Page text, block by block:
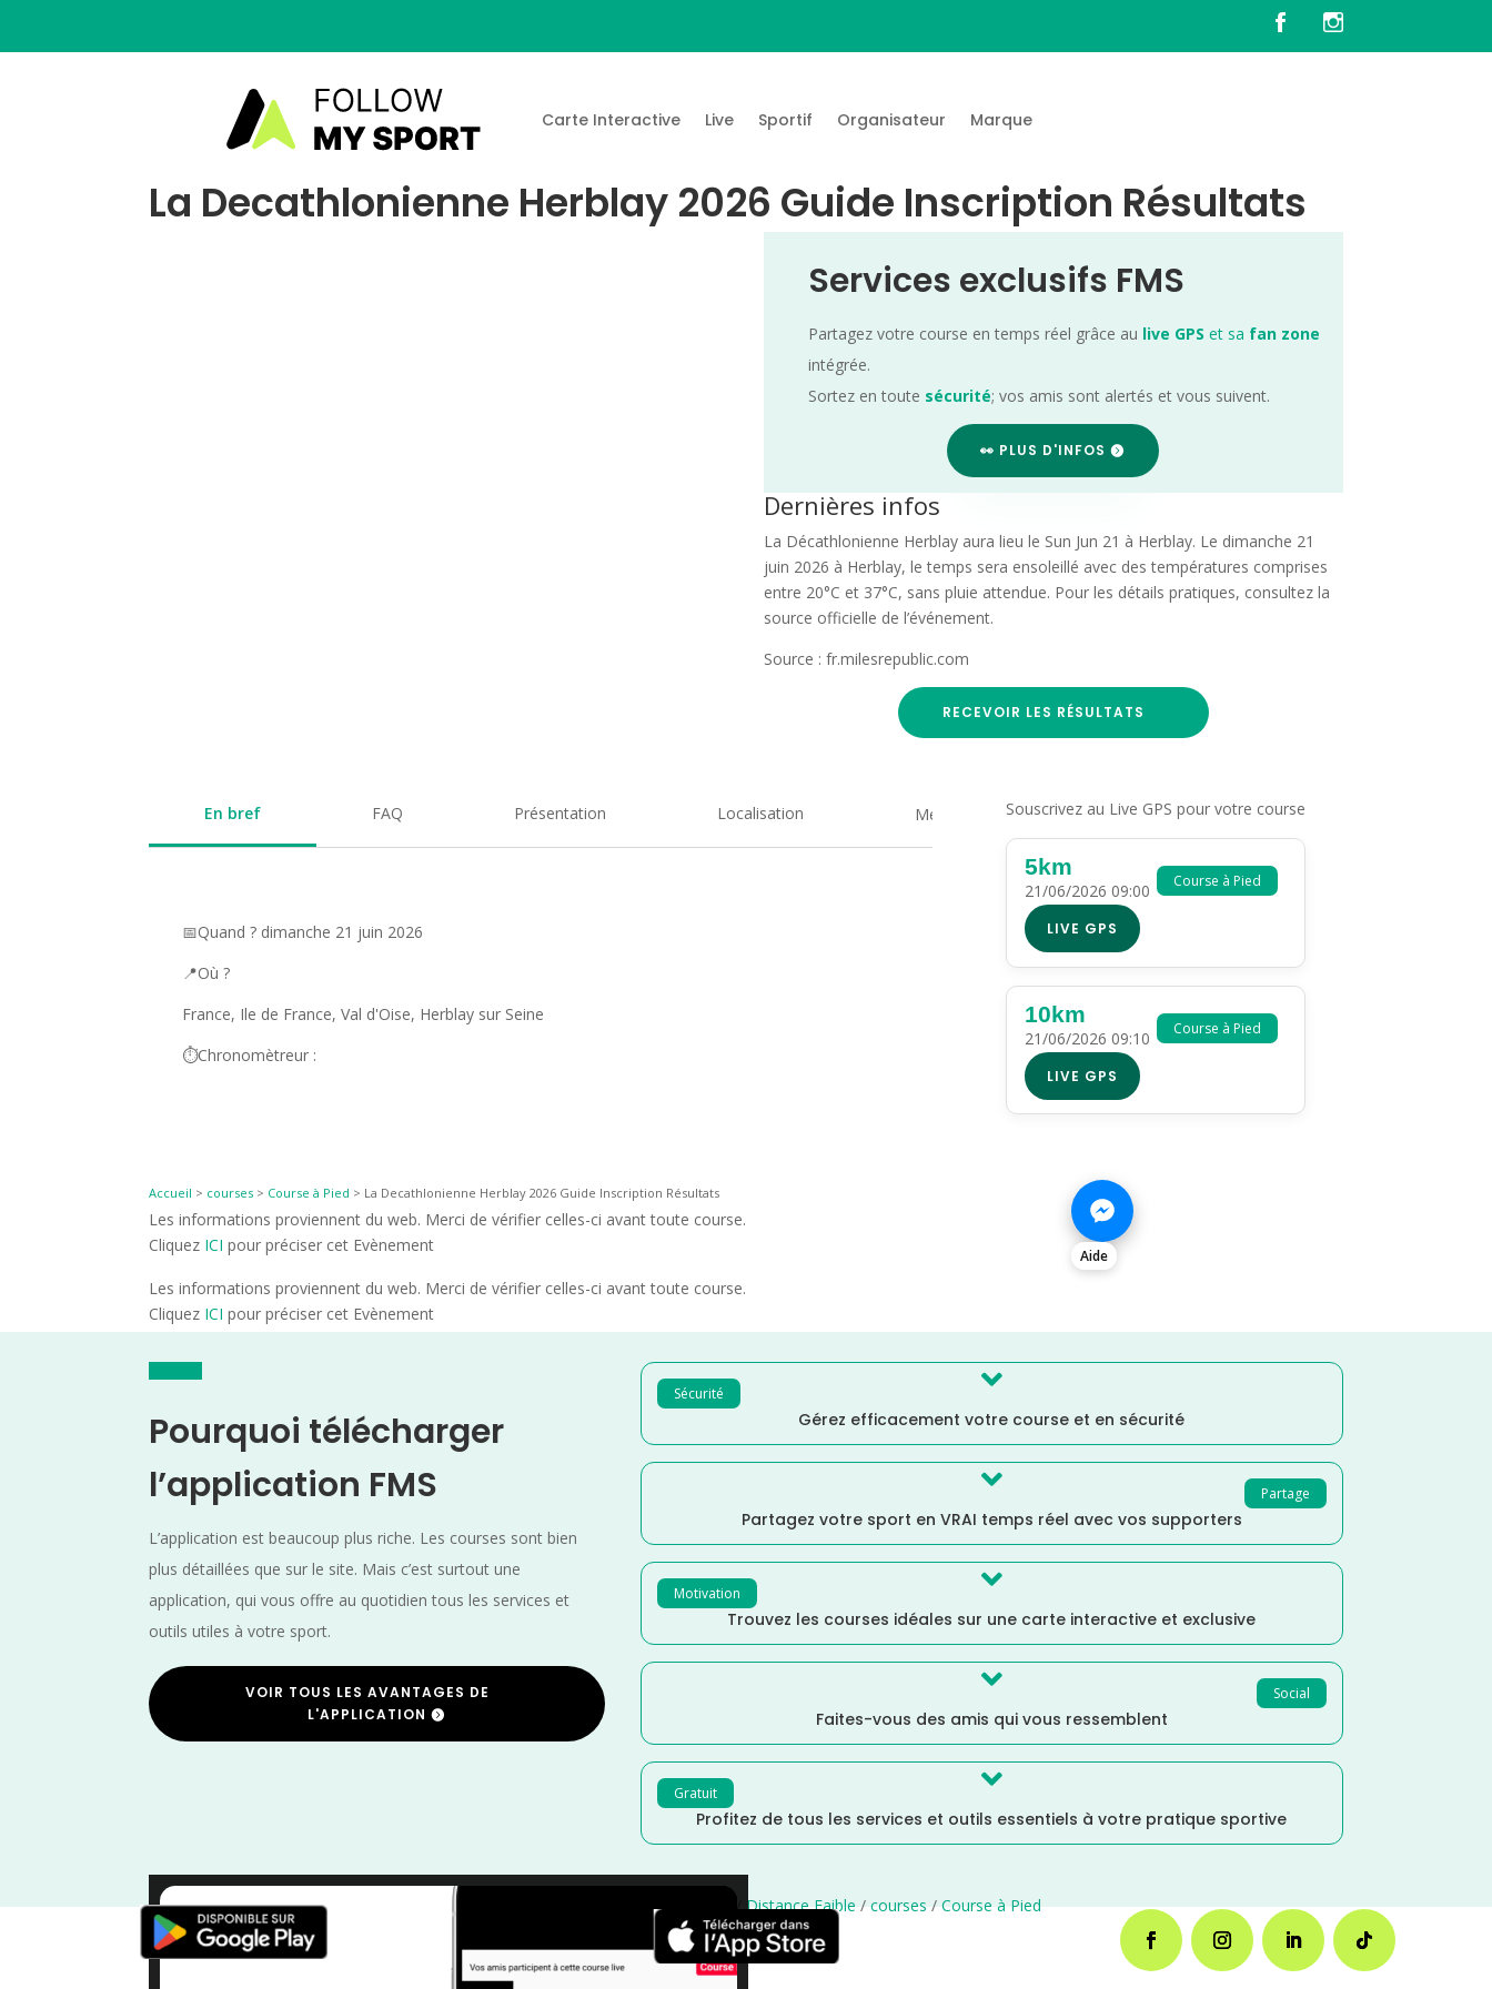
Carte Interactive Live Sportif Organisateur Marque
La Decathlonienne Herblay 2026 Guide Inscription Résultats
Services exclusifs FMS
Partagez votre course en temps réel grâce au live GPS et sa fan zone
intégrée.
Sortez en toute sécurité; vos amis sont alertés et vous suivent.
👀 PLUS D'INFOS
Dernières infos
La Décathlonienne Herblay aura lieu le Sun Jun 21 à Herblay. Le dimanche 21
juin 2026 à Herblay, le temps sera ensoleillé avec des températures comprises
entre 20°C et 37°C, sans pluie attendue. Pour les détails pratiques, consultez la
source officielle de l’événement.
Source : fr.milesrepublic.com
RECEVOIR LES RÉSULTATS
En bref FAQ Présentation Localisation Medias
📅Quand ? dimanche 21 juin 2026
📍Où ?
France, Ile de France, Val d'Oise, Herblay sur Seine
⏱️Chronomètreur :
Souscrivez au Live GPS pour votre course
Course à Pied
5km
21/06/2026 09:00
LIVE GPS
Course à Pied
10km
21/06/2026 09:10
LIVE GPS
Accueil > courses > Course à Pied > La Decathlonienne Herblay 2026 Guide Inscription Résultats
Les informations proviennent du web. Merci de vérifier celles-ci avant toute course.
Cliquez ICI pour préciser cet Evènement
Les informations proviennent du web. Merci de vérifier celles-ci avant toute course.
Cliquez ICI pour préciser cet Evènement
Aide
Pourquoi télécharger
l’application FMS
L’application est beaucoup plus riche. Les courses sont bien
plus détaillées que sur le site. Mais c’est surtout une
application, qui vous offre au quotidien tous les services et
outils utiles à votre sport.
VOIR TOUS LES AVANTAGES DE
L'APPLICATION
Sécurité 
Gérez efficacement votre course et en sécurité
Partage

Partagez votre sport en VRAI temps réel avec vos supporters
Motivation 
Trouvez les courses idéales sur une carte interactive et exclusive
Social

Faites-vous des amis qui vous ressemblent
Gratuit 
Profitez de tous les services et outils essentiels à votre pratique sportive
×
Île de France /Distance Faible/courses/Course à Pied